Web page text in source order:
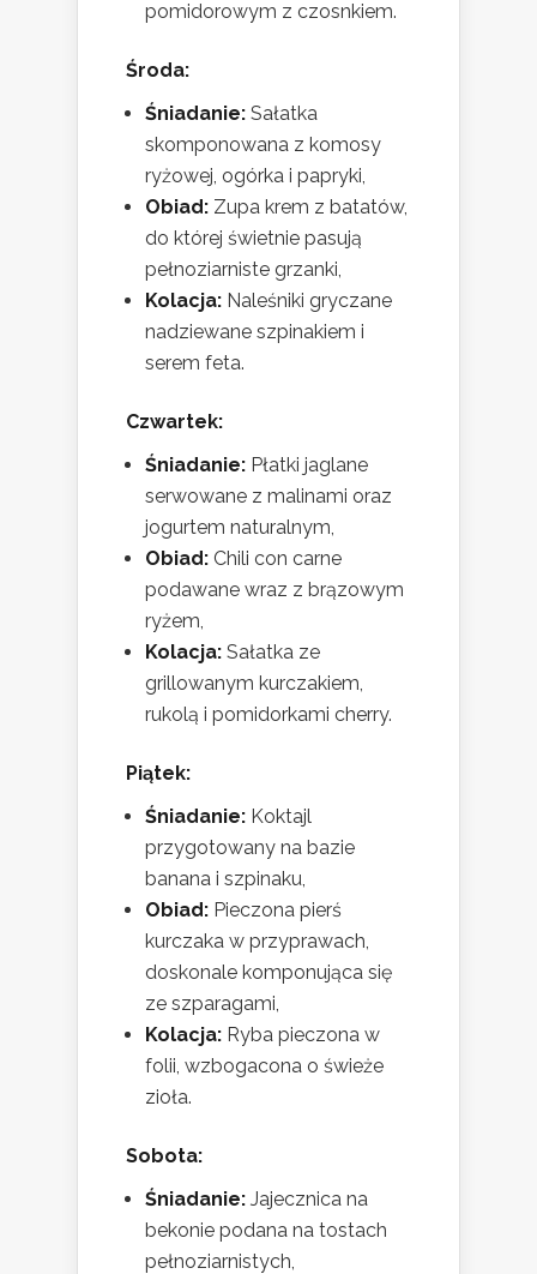
pomidorowym z czosnkiem.
Środa:
Śniadanie: Sałatka
skomponowana z komosy
ryżowej, ogórka i papryki,
Obiad: Zupa krem z batatów,
do której świetnie pasują
pełnoziarniste grzanki,
Kolacja: Naleśniki gryczane
nadziewane szpinakiem i
serem feta.
Czwartek:
Śniadanie: Płatki jaglane
serwowane z malinami oraz
jogurtem naturalnym,
Obiad: Chili con carne
podawane wraz z brązowym
ryżem,
Kolacja: Sałatka ze
grillowanym kurczakiem,
rukolą i pomidorkami cherry.
Piątek:
Śniadanie: Koktajl
przygotowany na bazie
banana i szpinaku,
Obiad: Pieczona pierś
kurczaka w przyprawach,
doskonale komponująca się
ze szparagami,
Kolacja: Ryba pieczona w
folii, wzbogacona o świeże
zioła.
Sobota:
Śniadanie: Jajecznica na
bekonie podana na tostach
pełnoziarnistych,